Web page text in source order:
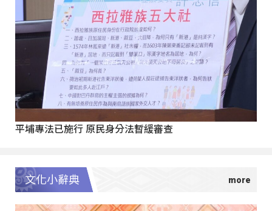
平埔專法已施行 原民身分法暫緩審查
文化小辭典